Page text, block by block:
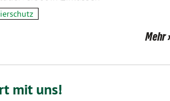
Mehr
mit uns!